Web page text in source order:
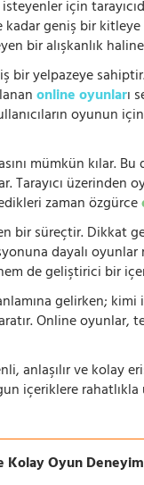
için
kadar geniş bir
bir alışkanlık
yelpazeye
online oyunları
oyunun
mümkün kılar.
üzerinden
zaman özgürce
bir süreçtir. Dikkat
dayalı oyunlar
de geliştirici bir
gelirken;
Online
anlaşılır ve kolay
içeriklere rahatlıkla
Oyun Deneyimi